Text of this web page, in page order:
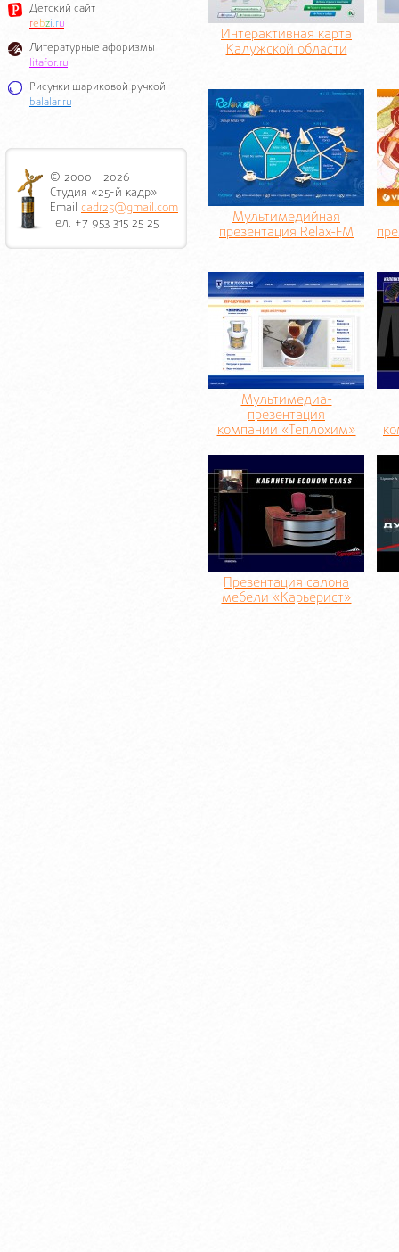
Детский сайт
rebzi.ru
Литературные афоризмы
litafor.ru
Рисунки шариковой ручкой
balalar.ru
© 2000 – 2026
Студия «25-й кадр»
Email cadr25@gmail.com
Тел. +7 953 315 25 25
Интерактивная карта
Калужской области
Мультимедийная
презентация Relax-FM
Мультимедиа-
презентация
компании «Теплохим»
Презентация салона
мебели «Карьерист»